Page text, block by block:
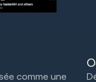
comme une